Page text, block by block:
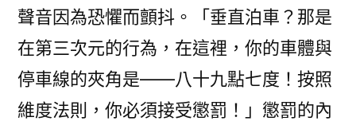
聲音因為恐懼而顫抖。「垂直泊車？那是
在第三次元的行為，在這裡，你的車體與
停車線的夾角是——八十九點七度！按照
維度法則，你必須接受懲罰！」懲罰的內